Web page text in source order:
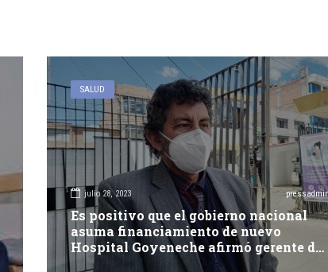
SALUD
julio 28, 2023
Es positivo que el gobierno nacional
asuma financiamiento de nuevo
Hospital Goyeneche afirmó gerente de
Salud